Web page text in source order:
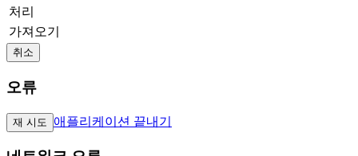
처리
가져오기
취소
오류
재 시도 애플리케이션 끝내기